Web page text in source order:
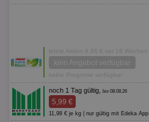
letzte Aktion 6,66 € vor 18 Wochen
kein Angebot verfügbar
keine Prognose verfügbar
noch 1 Tag gültig, bis 08.08.26
5,99 €
11,98 € je kg | nur gültig mit Edeka App